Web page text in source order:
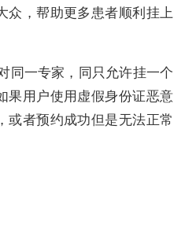
众，帮助更多患者顺利挂上
同一专家，同只允许挂一个
果用户使用虚假身份证恶意
或者预约成功但是无法正常